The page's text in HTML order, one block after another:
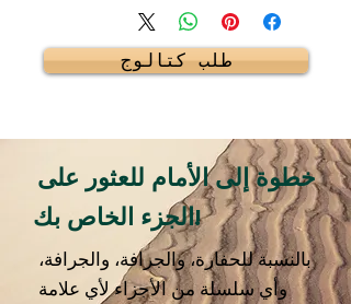
طلب كتالوج
خطوة إلى الأمام للعثور على
الجزء الخاص بك!
بالنسبة للحفارة، والجرافة، والجرافة،
وأي سلسلة من الأجزاء لأي علامة